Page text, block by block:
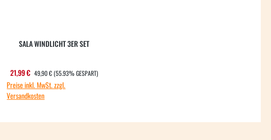
SALA WINDLICHT 3ER SET
Verkaufspreis:
21,99 € REGULÄRER PREIS:
49,90 €(55.93% GESPART)
Preise inkl. MwSt. zzgl.
Versandkosten